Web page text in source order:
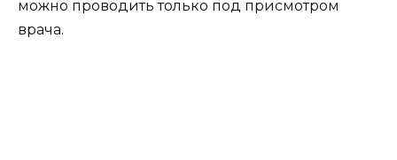
можно проводить только под присмотром
врача.